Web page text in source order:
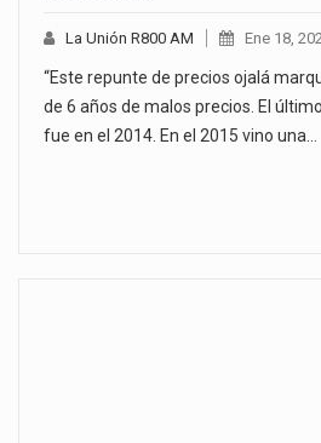
La Unión R800 AM Ene 18,
“Este repunte de precios ojalá
de 6 años de malos precios. El
fue en el 2014. En el 2015 vino una…